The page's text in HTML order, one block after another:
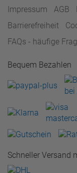
Impressum
AGB
Barrierefreiheit
FAQs - häufige
Bequem Bezahlen
Schneller Versand